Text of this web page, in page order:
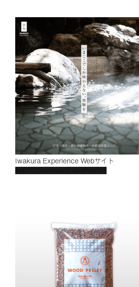
Iwakura Experience Webサイト